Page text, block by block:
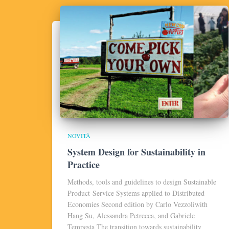
NOVITÀ
System Design for Sustainability in
Practice
Methods, tools and guidelines to design Sustainable
Product-Service Systems applied to Distributed
Economies Second edition by Carlo Vezzoliwith
Hang Su, Alessandra Petrecca, and Gabriele
Tempesta The transition towards sustainability